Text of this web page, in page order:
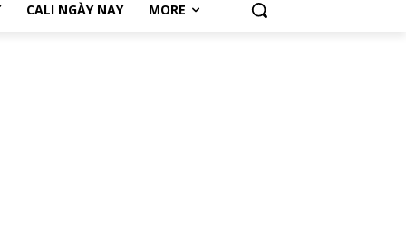
CALI NGÀY NAY MORE